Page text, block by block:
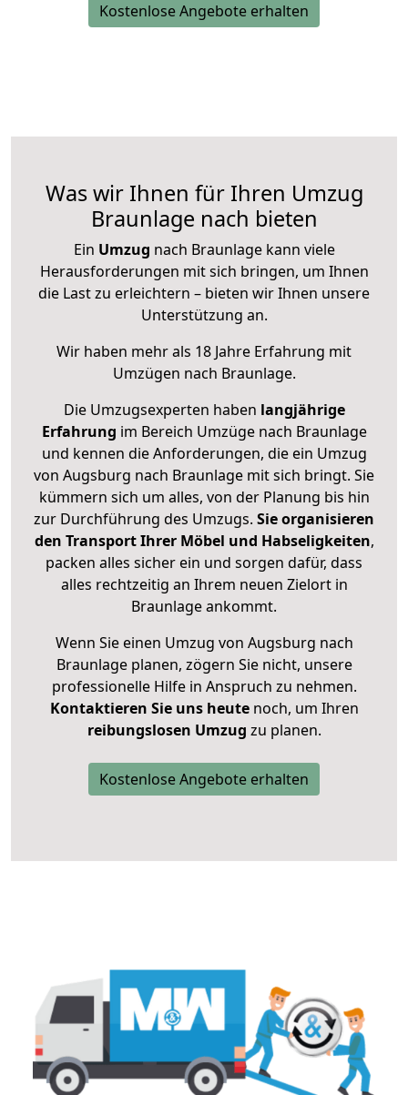
Kostenlose Angebote erhalten
Was wir Ihnen für Ihren Umzug
Braunlage nach bieten
Ein Umzug nach Braunlage kann viele
Herausforderungen mit sich bringen, um Ihnen
die Last zu erleichtern – bieten wir Ihnen unsere
Unterstützung an.
Wir haben mehr als 18 Jahre Erfahrung mit
Umzügen nach Braunlage.
Die Umzugsexperten haben langjährige
Erfahrung im Bereich Umzüge nach Braunlage
und kennen die Anforderungen, die ein Umzug
von Augsburg nach Braunlage mit sich bringt. Sie
kümmern sich um alles, von der Planung bis hin
zur Durchführung des Umzugs. Sie organisieren
den Transport Ihrer Möbel und Habseligkeiten,
packen alles sicher ein und sorgen dafür, dass
alles rechtzeitig an Ihrem neuen Zielort in
Braunlage ankommt.
Wenn Sie einen Umzug von Augsburg nach
Braunlage planen, zögern Sie nicht, unsere
professionelle Hilfe in Anspruch zu nehmen.
Kontaktieren Sie uns heutenoch, um Ihren
reibungslosen Umzug zu planen.
Kostenlose Angebote erhalten